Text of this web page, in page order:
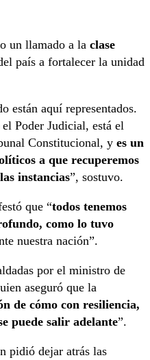
un llamado a la clase
país a fortalecer la unidad
están aquí representados.
Poder Judicial, está el
Constitucional, y es un
a que recuperemos
instancias”, sostuvo.
que “todos tenemos
como lo tuvo
nuestra nación”.
por el ministro de
aseguró que la
de cómo con resiliencia,
puede salir adelante”.
pidió dejar atrás las